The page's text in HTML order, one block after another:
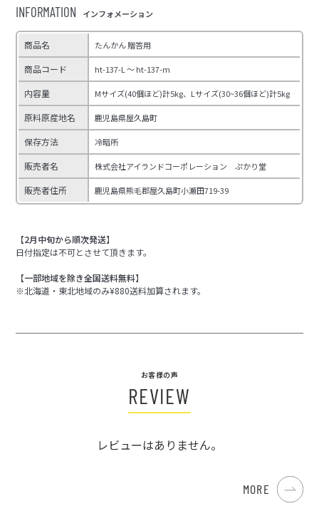
INFORMATION インフォメーション
商品名 たんかん 贈答用
商品コード ht-137-L ～ ht-137-m
内容量 Mサイズ(40個ほど)計5kg、Lサイズ(30~36個ほど)計5kg
原料原産地名 鹿児島県屋久島町
保存方法 冷暗所
販売者名 株式会社アイランドコーポレーション ぷかり堂
販売者住所 鹿児島県熊毛郡屋久島町小瀬田719-39
【2月中旬から順次発送】
日付指定は不可とさせて頂きます。
【一部地域を除き全国送料無料】
※北海道・東北地域のみ¥880送料加算されます。
お客様の声
REVIEW
レビューはありません。
MORE